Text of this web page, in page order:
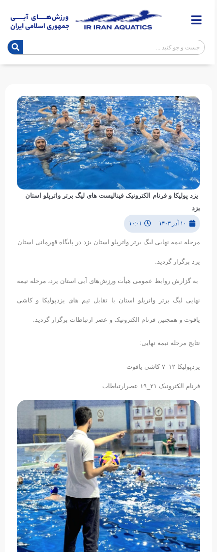
یزد پولیکا و فرنام الکترونیک فینالیست های لیگ برتر واترپلو استان
یزد
۱۰ آذر ۱۴۰۳ ۱۰:۰۱
مرحله نیمه نهایی لیگ برتر واترپلو استان یزد در پایگاه قهرمانی استان
یزد برگزار گردید.
به گزارش روابط عمومی هیأت ورزش‌های آبی استان یزد، مرحله نیمه
نهایی لیگ برتر واترپلو استان با تقابل تیم های یزدپولیکا و کاشی
یاقوت و همچنین فرنام الکترونیک و عصر ارتباطات برگزار گردید.
نتایج مرحله نیمه نهایی:
یزدپولیکا ۱۲_۷ کاشی یاقوت
فرنام الکترونیک ۲۱_۱۹ عصرارتباطات